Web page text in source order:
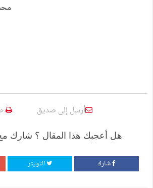
أرسل إلى صديق
هل أعجبك هذا المقال ؟ شارك
شارك التويتر